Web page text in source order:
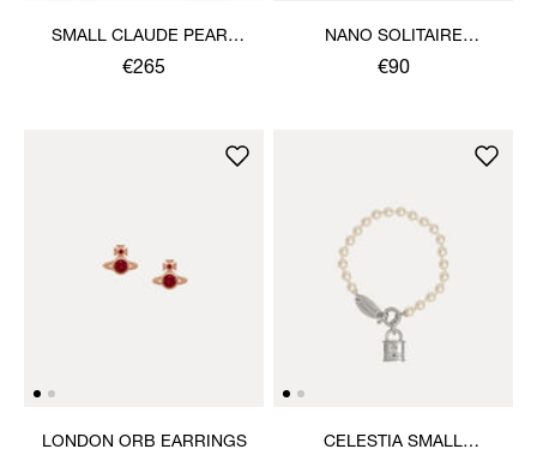
SMALL CLAUDE PEARL
NECKLACE
€265
NANO SOLITAIRE
EARRINGS
€90
LONDON ORB EARRINGS
CELESTIA SMALL